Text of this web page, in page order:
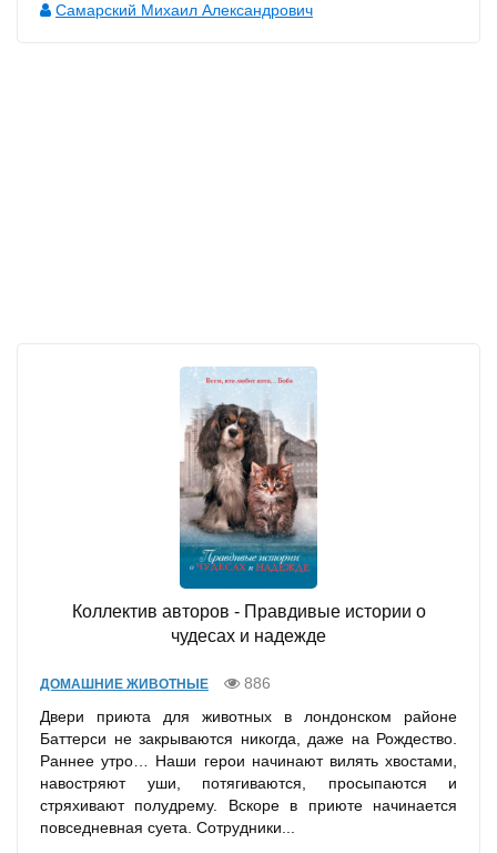
Самарский Михаил Александрович
Коллектив авторов - Правдивые истории о
чудесах и надежде
ДОМАШНИЕ ЖИВОТНЫЕ
886
Двери приюта для животных в лондонском районе
Баттерси не закрываются никогда, даже на Рождество.
Раннее утро… Наши герои начинают вилять хвостами,
навостряют уши, потягиваются, просыпаются и
стряхивают полудрему. Вскоре в приюте начинается
повседневная суета. Сотрудники...